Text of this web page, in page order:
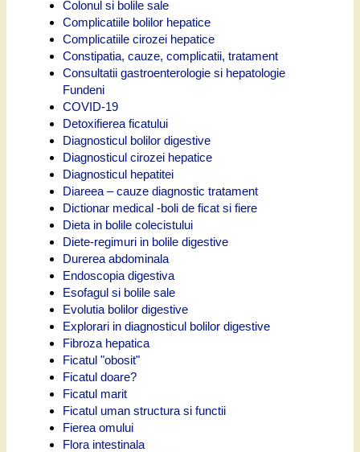
Colonul si bolile sale
Complicatiile bolilor hepatice
Complicatiile cirozei hepatice
Constipatia, cauze, complicatii, tratament
Consultatii gastroenterologie si hepatologie
Fundeni
COVID-19
Detoxifierea ficatului
Diagnosticul bolilor digestive
Diagnosticul cirozei hepatice
Diagnosticul hepatitei
Diareea – cauze diagnostic tratament
Dictionar medical -boli de ficat si fiere
Dieta in bolile colecistului
Diete-regimuri in bolile digestive
Durerea abdominala
Endoscopia digestiva
Esofagul si bolile sale
Evolutia bolilor digestive
Explorari in diagnosticul bolilor digestive
Fibroza hepatica
Ficatul "obosit"
Ficatul doare?
Ficatul marit
Ficatul uman structura si functii
Fierea omului
Flora intestinala